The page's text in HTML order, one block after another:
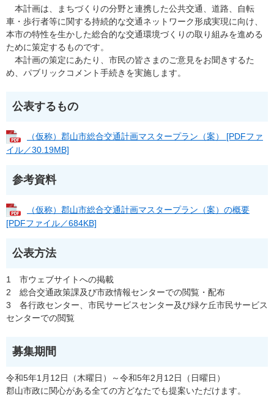
本計画は、まちづくりの分野と連携した公共交通、道路、自転
車・歩行者等に関する持続的な交通ネットワーク形成実現に向け、
本市の特性を生かした総合的な交通環境づくりの取り組みを進める
ために策定するものです。
本計画の策定にあたり、市民の皆さまのご意見をお聞きするた
め、パブリックコメント手続きを実施します。
公表するもの
（仮称）郡山市総合交通計画マスタープラン（案） [PDFファ
イル／30.19MB]
参考資料
（仮称）郡山市総合交通計画マスタープラン（案）の概要
[PDFファイル／684KB]
公表方法
1 市ウェブサイトへの掲載
2 総合交通政策課及び市政情報センターでの閲覧・配布
3 各行政センター、市民サービスセンター及び緑ケ丘市民サービス
センターでの閲覧
募集期間
令和5年1月12日（木曜日）～令和5年2月12日（日曜日）
郡山市政に関心がある全ての方どなたでも提案いただけます。